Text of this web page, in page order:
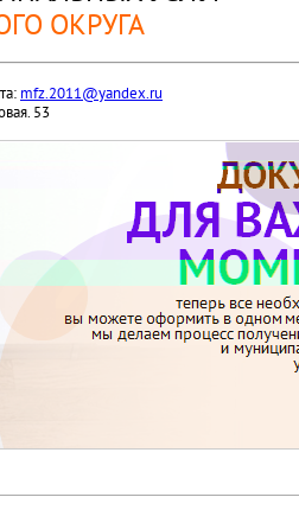
ОКРУГА
mfz.2011@yandex.ru
53